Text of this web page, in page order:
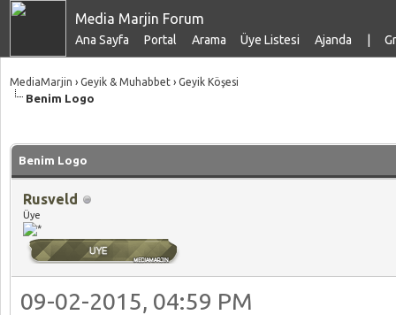
Media Marjin Forum
Ana Sayfa Portal Arama Üye Listesi Ajanda
MediaMarjin › Geyik & Muhabbet › Geyik Köşesi
Benim Logo
Benim Logo
Rusveld
Üye
09-02-2015, 04:59 PM